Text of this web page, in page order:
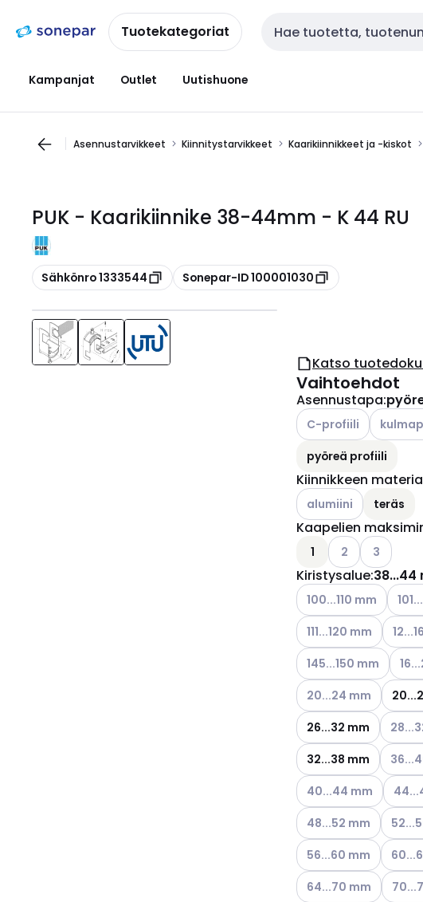
navigointiinsisältöönTuotekategoriat Haku
Kampanjat Outlet Uutishuone
Asennustarvikkeet Kiinnitystarvikkeet Kaarikiinnikkeet ja -kiskot
PUK - Kaarikiinnike 38-44mm - K 44 RU
Kopioi
Sähkönro 1333544 Kopioi
Sonepar-ID 100001030
Katso
Vaihtoehdot
Asennustapa:
Katso käytettävissä
C-profiili Katso
pyöreä profiili
Kiinnikkeen
Katso käytettävissä
alumiini teräs
Kaapelien
1 Katso
2 Katso
3
Kiristysalue:38...44
Katso käytettävissä
100...110 mm Katso
Katso käytettävissä
111...120 mm Katso
Katso käytettävissä
145...150 mm
Katso käytettävissä
20...24 mm
26...32 mm
Katso
32...38 mm
Katso
Katso käytettävissä
40...44 mm Katso
Katso käytettävissä
48...52 mm Katso
Katso käytettävissä
56...60 mm Katso
Katso käytettävissä
64...70 mm Katso